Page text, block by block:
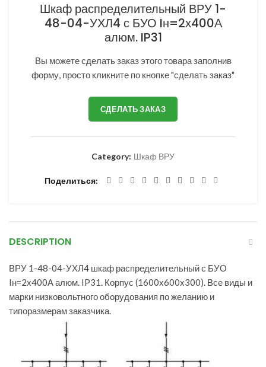
Шкаф распределительный ВРУ 1-
48-04-УХЛ4 с БУО Iн=2х400А
алюм. IP31
Вы можете сделать заказ этого товара заполнив
форму, просто кликните по кнопке "сделать заказ"
СДЕЛАТЬ ЗАКАЗ
Category: Шкаф ВРУ
Поделиться
DESCRIPTION
ВРУ 1-48-04-УХЛ4 шкаф распределительный с БУО
Iн=2х400А алюм. IP31. Корпус (1600х600х300). Все виды и
марки низковольтного оборудования по желанию и
типоразмерам заказчика.